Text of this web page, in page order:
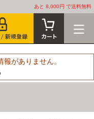
あと 8,000円 で送料無料
がありません。